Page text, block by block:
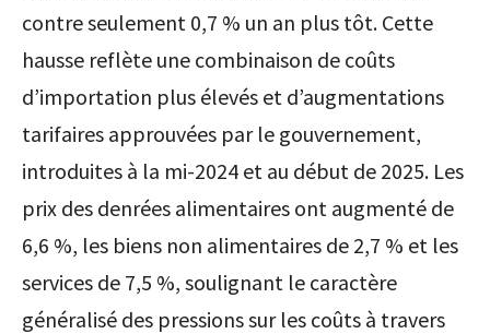
contre seulement 0,7 % un an plus tôt. Cette
hausse reflète une combinaison de coûts
d’importation plus élevés et d’augmentations
tarifaires approuvées par le gouvernement,
introduites à la mi-2024 et au début de 2025. Les
prix des denrées alimentaires ont augmenté de
6,6 %, les biens non alimentaires de 2,7 % et les
services de 7,5 %, soulignant le caractère
généralisé des pressions sur les coûts à travers